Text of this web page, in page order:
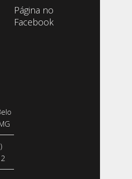
Página no
Facebook